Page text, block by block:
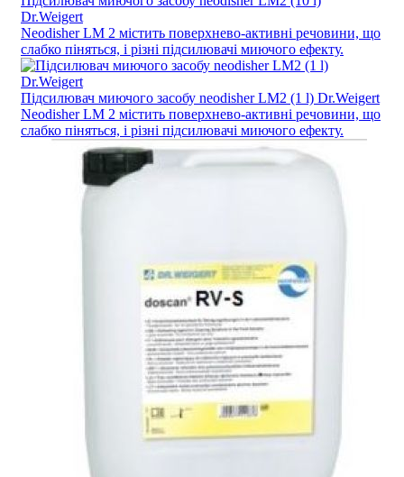
Dr.Weigert
Neodisher LM 2 містить поверхнево-активні речовини, що
слабко піняться, і різні підсилювачі миючого ефекту.
Підсилювач миючого засобу neodisher LM2 (1 l) Dr.Weigert
Neodisher LM 2 містить поверхнево-активні речовини, що
слабко піняться, і різні підсилювачі миючого ефекту.